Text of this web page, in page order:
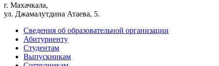
г. Махачкала,
ул. Джамалутдина Атаева, 5.
Сведения об образовательной организации
Абитуриенту
Студентам
Выпускникам